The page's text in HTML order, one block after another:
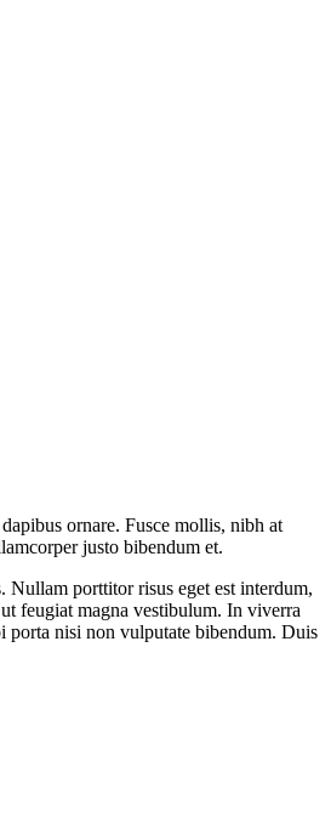
ornare. Fusce mollis, nibh at
justo bibendum et.
Nullam porttitor risus eget est interdum,
feugiat magna vestibulum. In viverra
porta nisi non vulputate bibendum. Duis